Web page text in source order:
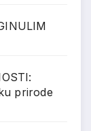
prirode